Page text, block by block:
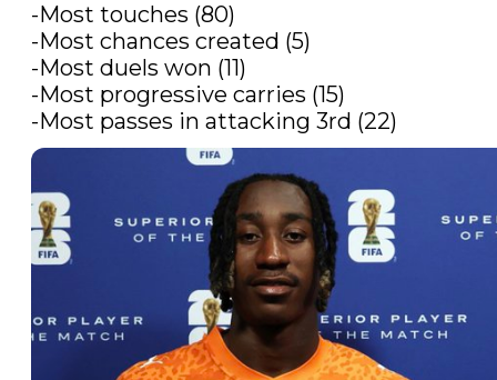
-Most touches (80)
-Most chances created (5)
-Most duels won (11)
-Most progressive carries (15)
-Most passes in attacking 3rd (22)